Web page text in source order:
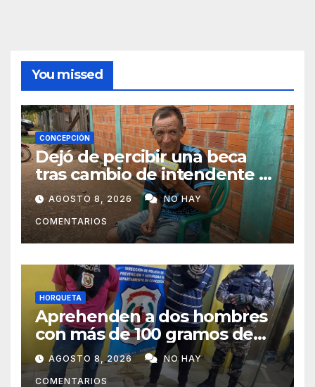
You missed
CONCEPCIÓN
Dejó de percibir una beca
tras cambio de intendente y
ahora vende caramelos para
subsistir
AGOSTO 8, 2026 NO HAY
COMENTARIOS
HORQUETA
Aprehenden a dos hombres
con más de 100 gramos de
supuesta marihuana en
Horqueta
AGOSTO 8, 2026 NO HAY
COMENTARIOS